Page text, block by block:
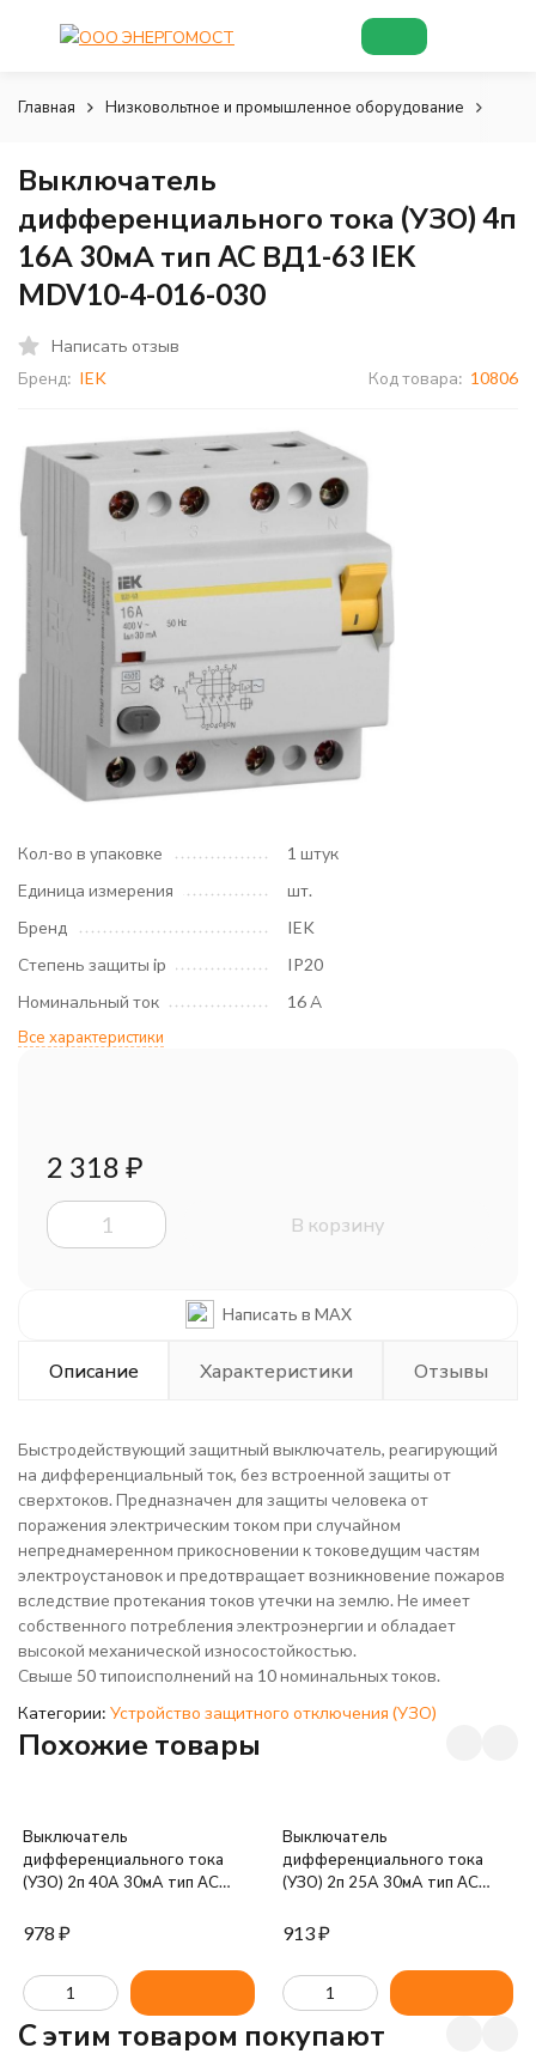
Главная Низковольтное и промышленное оборудование
Выключатель
дифференциального тока (УЗО) 4п
16А 30мА тип AC ВД1-63 IEK
MDV10-4-016-030
Написать отзыв
Бренд: IEK Код товара: 10806
Кол-во в упаковке
1 штук
Единица измерения
шт.
Бренд
IEK
Степень защиты ip
IP20
Номинальный ток
16 А
Все характеристики
2 318 ₽
В корзину
Написать в MAX
Описание Характеристики Отзывы
Быстродействующий защитный выключатель, реагирующий
на дифференциальный ток, без встроенной защиты от
сверхтоков. Предназначен для защиты человека от
поражения электрическим током при случайном
непреднамеренном прикосновении к токоведущим частям
электроустановок и предотвращает возникновение пожаров
вследствие протекания токов утечки на землю. Не имеет
собственного потребления электроэнергии и обладает
высокой механической износостойкостью.
Свыше 50 типоисполнений на 10 номинальных токов.
Категории: Устройство защитного отключения (УЗО)
Похожие товары
Выключатель
дифференциального тока
(УЗО) 2п 40А 30мА тип AC
2-040-030
978 ₽
Выключатель
дифференциального тока
(УЗО) 2п 25А 30мА тип AC
2-025-030
913₽
C этим товаром покупают